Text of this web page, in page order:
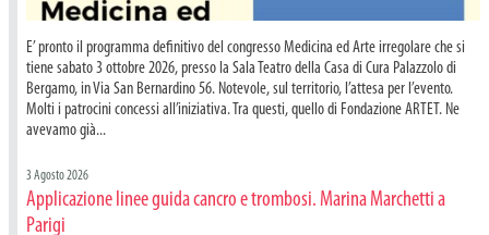
E’ pronto il programma definitivo del congresso Medicina ed Arte irregolare che si
tiene sabato 3 ottobre 2026, presso la Sala Teatro della Casa di Cura Palazzolo di
Bergamo, in Via San Bernardino 56. Notevole, sul territorio, l’attesa per l’evento.
Molti i patrocini concessi all’iniziativa. Tra questi, quello di Fondazione ARTET. Ne
avevamo già...
3 Agosto 2026
Applicazione linee guida cancro e trombosi. Marina Marchetti a
Parigi